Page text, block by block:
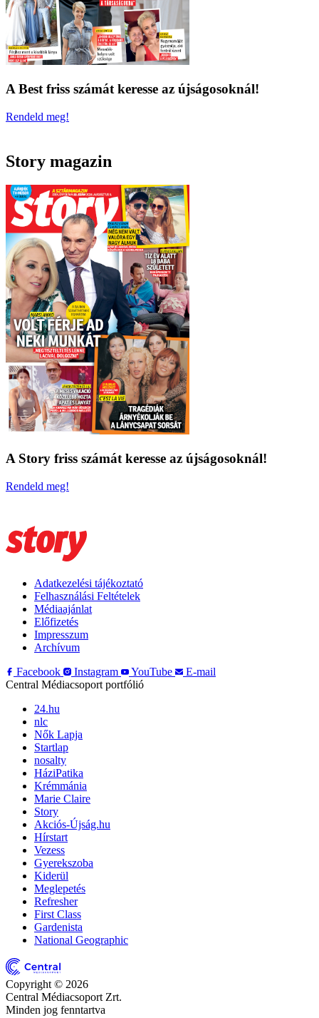
A Best friss számát keresse az újságosoknál!
Rendeld meg!
Story magazin
A Story friss számát keresse az újságosoknál!
Rendeld meg!
Adatkezelési tájékoztató
Felhasználási Feltételek
Médiaajánlat
Előfizetés
Impresszum
Archívum
Facebook
Instagram YouTube
E-mail
Central Médiacsoport portfólió
24.hu
nlc
Nők Lapja
Startlap
nosalty
HáziPatika
Krémmánia
Marie Claire
Story
Akciós-Újság.hu
Hírstart
Vezess
Gyerekszoba
Kiderül
Meglepetés
Refresher
First Class
Gardenista
National Geographic
Copyright © 2026
Central Médiacsoport Zrt.
Minden jog fenntartva